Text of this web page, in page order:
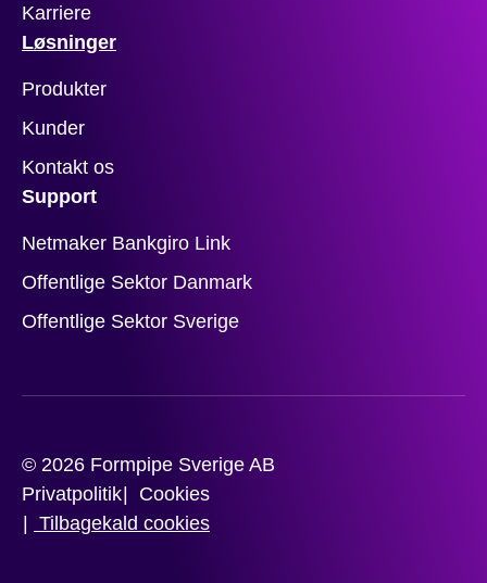
Karriere
Løsninger
Produkter
Kunder
Kontakt os
Support
Netmaker Bankgiro Link
Offentlige Sektor Danmark
Offentlige Sektor Sverige
© 2026 Formpipe Sverige AB
Privatpolitik
Cookies
Tilbagekald cookies